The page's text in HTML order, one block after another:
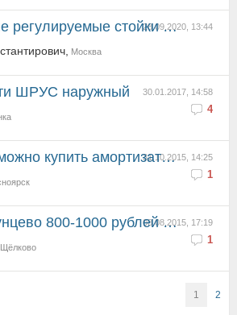
28.09.2020, 13:44
стойки на киа опирус
Москва
30.01.2017, 14:58
4
ШРУС наружный
31.10.2015, 14:25
1
на опирус 2008 год с регулируемой жесткостью гидро Официал...
08.08.2015, 17:19
1
рублей стоят, наружние шрусы там же 3-5
Щёлково
1 2